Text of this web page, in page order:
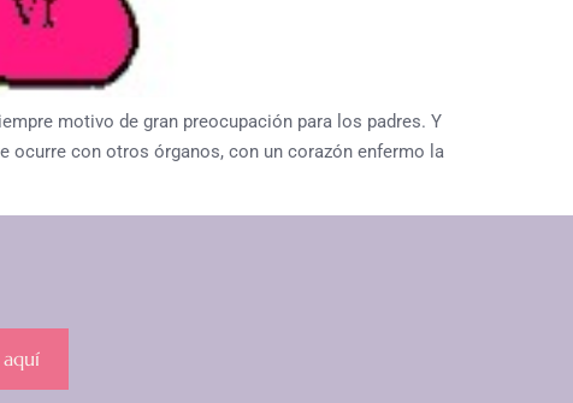
motivo de gran preocupación para los padres. Y
ocurre con otros órganos, con un corazón enfermo la